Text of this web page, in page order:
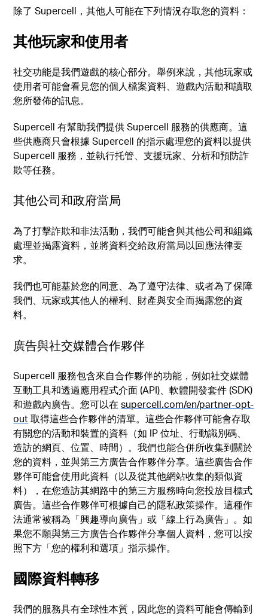
除了 Supercell，其他人可能在下列情況存取您的資料：
其他玩家和使用者
社交功能是我們遊戲的核心部分。舉例來說，其他玩家或
使用者可能會看見您的個人檔案資料、遊戲內活動和讀取
您所發佈的訊息。
Supercell 有幫助我們提供 Supercell 服務的供應商。這
些供應商只會根據 Supercell 的指示處理您的資料以提供
Supercell 服務，並執行托管、支援玩家、分析和預防詐
欺等任務。
其他公司和政府當局
為了打擊詐欺和非法活動，我們可能會與其他公司和組織
處理並揭露資料，並將資料交給政府當局以回應法律要
求。
我們也可能基於您的同意、為了遵守法律、或者為了保障
我們、玩家或其他人的權利、財產與安全而揭露您的資
料。
廣告與社交媒體合作夥伴
Supercell 服務包含來自合作夥伴的功能，例如社交媒體
互動工具和透過應用程式介面 (API)、軟體開發套件 (SDK)
和遊戲內廣告。您可以在supercell.com/en/partner-opt-
out取得這些合作夥伴的清單。這些合作夥伴可能會存取
有關您的活動和裝置的資料（如 IP 位址、行動識別碼、
造訪的網頁、位置、時間）。我們也能合併所收集到關於
您的資料，並與第三方廣告合作夥伴分享。這些廣告合作
夥伴可能會使用此資料（以及從其他網站收集的類似資
料），在您造訪其網路中的第三方服務時向您投放目標式
廣告。這些合作夥伴可根據自己的隱私政策操作。這種作
法通常被稱為「興趣導向廣告」或「線上行為廣告」。如
果您不願與第三方廣告合作夥伴分享個人資料，您可以按
照下方「您的權利和選項」指示操作。
國際資料轉移
我們的服務具有全球性本質，因此您的資料可能會傳輸到